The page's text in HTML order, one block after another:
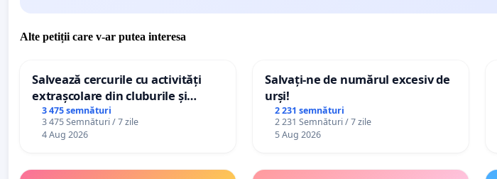
Alte petiții care v-ar putea interesa
Salvează cercurile cu activități
extrașcolare din cluburile și
palatele copiilor
3 475 semnături
3 475 Semnături / 7 zile
4 Aug 2026
Salvați-ne de numărul excesiv de
urși!
2 231 semnături
2 231 Semnături / 7 zile
5 Aug 2026